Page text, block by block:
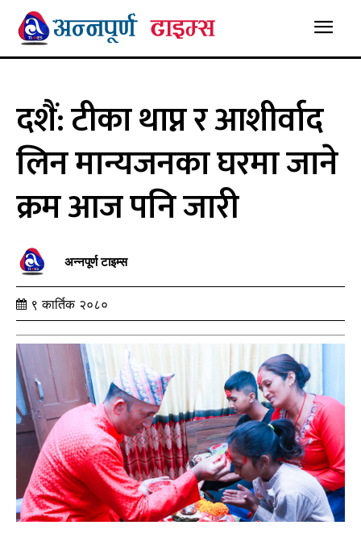
दशैं: टीका थाप्न र आशीर्वाद
लिन मान्यजनका घरमा जाने
क्रम आज पनि जारी
अन्नपूर्ण टाइम्स
९ कार्तिक २०८०